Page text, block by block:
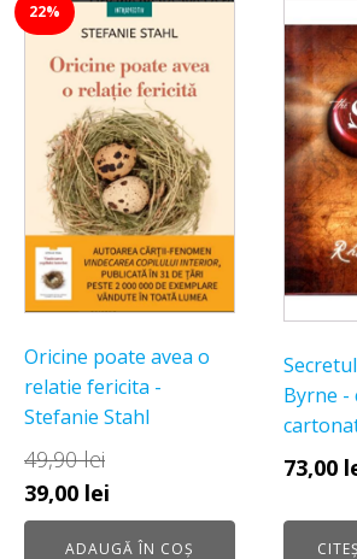
22%
Oricine poate avea o
relatie fericita -
Stefanie Stahl
49,90lei
Prețul
inițial
39,00 lei
curent
ADAUGĂ ÎN COȘ
Byrne -
73,00